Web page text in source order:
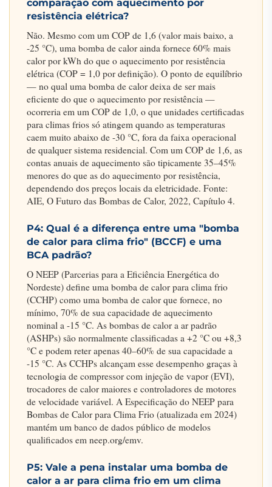
comparação com aquecimento por
resistência elétrica?
Não. Mesmo com um COP de 1,6 (valor mais baixo, a
-25 °C), uma bomba de calor ainda fornece 60% mais
calor por kWh do que o aquecimento por resistência
elétrica (COP = 1,0 por definição). O ponto de equilíbrio
— no qual uma bomba de calor deixa de ser mais
eficiente do que o aquecimento por resistência —
ocorreria em um COP de 1,0, o que unidades certificadas
para climas frios só atingem quando as temperaturas
caem muito abaixo de -30 °C, fora da faixa operacional
de qualquer sistema residencial. Com um COP de 1,6, as
contas anuais de aquecimento são tipicamente 35–45%
menores do que as do aquecimento por resistência,
dependendo dos preços locais da eletricidade. Fonte:
AIE, O Futuro das Bombas de Calor, 2022, Capítulo 4.
P4: Qual é a diferença entre uma "bomba
de calor para clima frio" (BCCF) e uma
BCA padrão?
O NEEP (Parcerias para a Eficiência Energética do
Nordeste) define uma bomba de calor para clima frio
(CCHP) como uma bomba de calor que fornece, no
mínimo, 70% de sua capacidade de aquecimento
nominal a -15 °C. As bombas de calor a ar padrão
(ASHPs) são normalmente classificadas a +2 °C ou +8,3
°C e podem reter apenas 40–60% de sua capacidade a
-15 °C. As CCHPs alcançam esse desempenho graças à
tecnologia de compressor com injeção de vapor (EVI),
trocadores de calor maiores e controladores de motores
de velocidade variável. A Especificação do NEEP para
Bombas de Calor para Clima Frio (atualizada em 2024)
mantém um banco de dados público de modelos
qualificados em neep.org/emv.
P5: Vale a pena instalar uma bomba de
calor a ar para clima frio em um clima